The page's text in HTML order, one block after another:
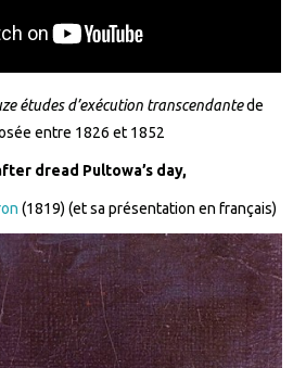
études d’exécution transcendantede
entre 1826 et 1852
dread Pultowa’s day,
(1819) (et sa présentation en français)